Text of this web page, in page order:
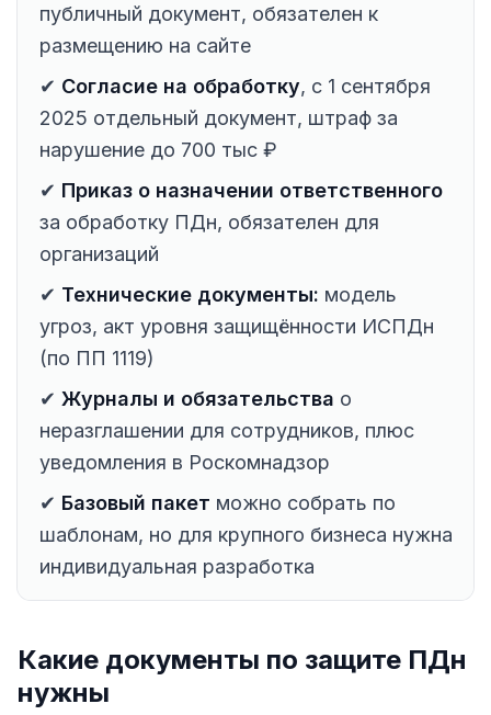
публичный документ, обязателен к
размещению на сайте
✔ Согласие на обработку, с 1 сентября
2025 отдельный документ, штраф за
нарушение до 700 тыс ₽
✔ Приказ о назначении ответственного
за обработку ПДн, обязателен для
организаций
✔ Технические документы: модель
угроз, акт уровня защищённости ИСПДн
(по ПП 1119)
✔ Журналы и обязательства о
неразглашении для сотрудников, плюс
уведомления в Роскомнадзор
✔ Базовый пакет можно собрать по
шаблонам, но для крупного бизнеса нужна
индивидуальная разработка
Какие документы по защите ПДн
нужны